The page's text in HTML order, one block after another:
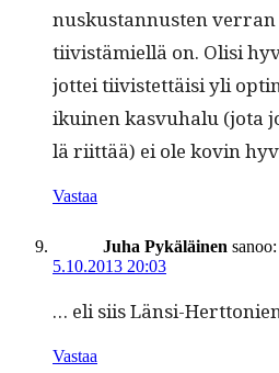
nuskus­tan­nusten
tiivistämiel­lä on. Olisi
jot­tei tiivis­tet­täisi yli
ikuinen kasvuhalu (jota
lä riit­tää) ei ole kovin
Vastaa
Juha Pykäläinen sanoo:
5.10.2013 20:03
… eli siis Länsi-
Vastaa